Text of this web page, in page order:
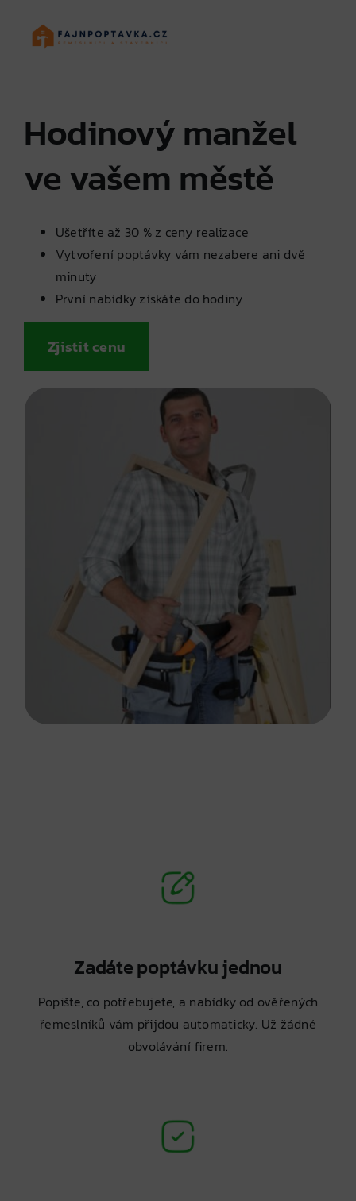
Hodinový manžel
ve vašem městě
Ušetříte až 30 % z ceny realizace
Vytvoření poptávky vám nezabere ani dvě
minuty
První nabídky získáte do hodiny
Zjistit cenu
Zadáte poptávku jednou
Popište, co potřebujete, a nabídky od ověřených
řemeslníků vám přijdou automaticky. Už žádné
obvolávání firem.